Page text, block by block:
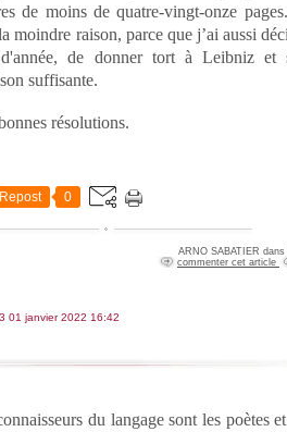
de moins de quatre-vingt-onze
moindre raison, parce que j’ai aussi
de donner tort à Leibniz et
suffisante.
résolutions.
Repost 0
ARNO SABATIER dans
commenter cet article
01 janvier 2022 16:42
du langage sont les poètes